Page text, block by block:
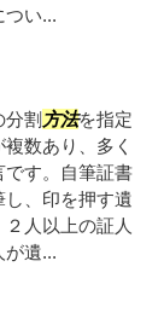
つい...
割 方法を指定
数あり、多く
です。自筆証書
、印を押す遺
人以上の証人
が遺...